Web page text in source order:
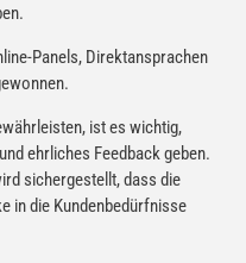
Panels, Direktansprachen
ist es wichtig,
ehrliches Feedback geben.
sichergestellt, dass die
in die Kundenbedürfnisse